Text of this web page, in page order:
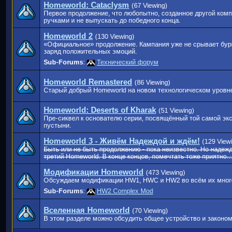
Homeworld: Cataclysm (67 Viewing)
Первое продолжение, что любопытно, созданное другой
ручками и не выпускать до победного конца.
Homeworld 2 (130 Viewing)
«Официальное» продолжение. Кампания уже не срывает
заряд положительных эмоций.
Sub-Forums: Технический форум
Homeworld Remastered (86 Viewing)
Старый добрый Homeworld на новом технологическом
Homeworld: Deserts of Kharak (51 Viewing)
Пре-сиквел к основателю серии, посвящённый той самой
пустыни.
Homeworld 3 - Живём Надеждой и ждём! (129
Быть или не быть продолжению - пока неизвестно. Но
третий Homeworld. В конце концов, помечтать тоже приятно...
Модификации Homeworld (473 Viewing)
Обсуждаем модификации HW1, HWC и HW2 во всём их
Sub-Forums: HW2 Complex Mod
Вселенная Homeworld (70 Viewing)
В этом разделе можно обсудить общее устройство и